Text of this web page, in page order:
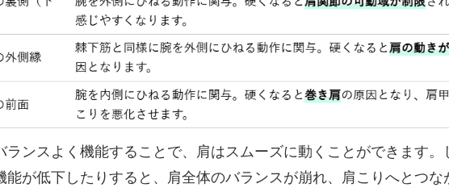
ランスよく機能することで、肩はスムーズに動くことができます
能が低下したりすると、肩全体のバランスが崩れ、肩こりへとつな